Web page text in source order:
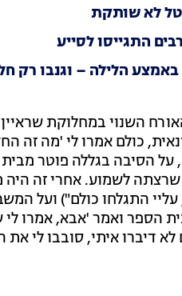
לא שותקת
הלילה – וגנבו רק
השנוי במחלוקת
כולם אמרו לי 'מה זה
הסיבה בגללה פוטר מבית
לשמוע. אחרי זה
עליי התגלחו כולם") ועל
הספר ואמר 'אבא, אמרו לי
דיברו איתי, סובבו לי את